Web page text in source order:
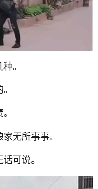
。
无所事事。
可说。